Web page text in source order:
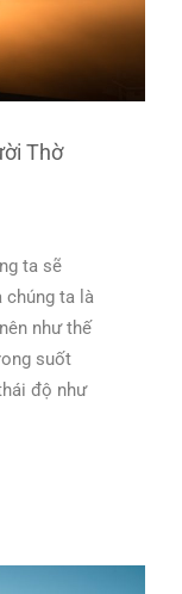
Thờ
ta sẽ
chúng ta là
như thế
suốt
độ như